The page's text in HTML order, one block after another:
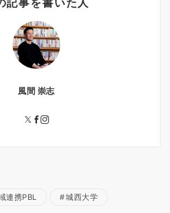
風間 崇志
連携PBL 城西大学